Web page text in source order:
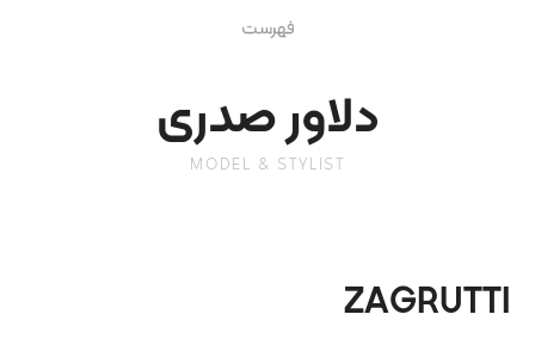
دلاور صدری
MODEL & STYLIST
ZAGRUTTI